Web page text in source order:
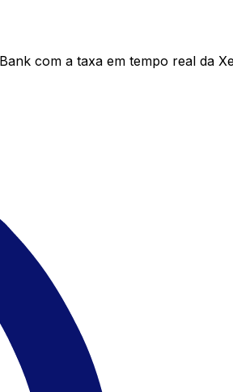
com a taxa em tempo real da